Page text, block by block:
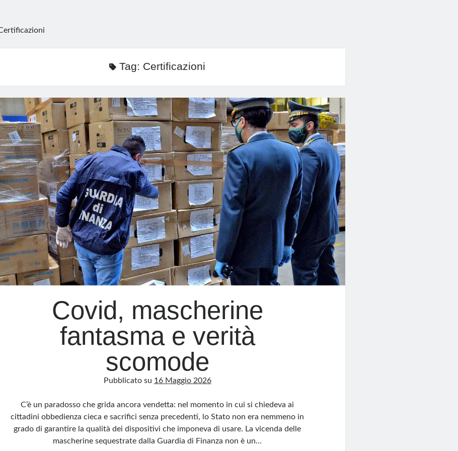
Tag: Certificazioni
Covid, mascherine
fantasma e verità
scomode
Pubblicato su 16 Maggio 2026
C’è un paradosso che grida ancora vendetta: nel momento in cui si chiedeva ai
cittadini obbedienza cieca e sacrifici senza precedenti, lo Stato non era nemmeno in
grado di garantire la qualità dei dispositivi che imponeva di usare. La vicenda delle
mascherine sequestrate dalla Guardia di Finanza non è un…